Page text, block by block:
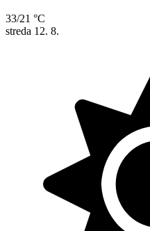
33/21 °C
streda 12. 8.